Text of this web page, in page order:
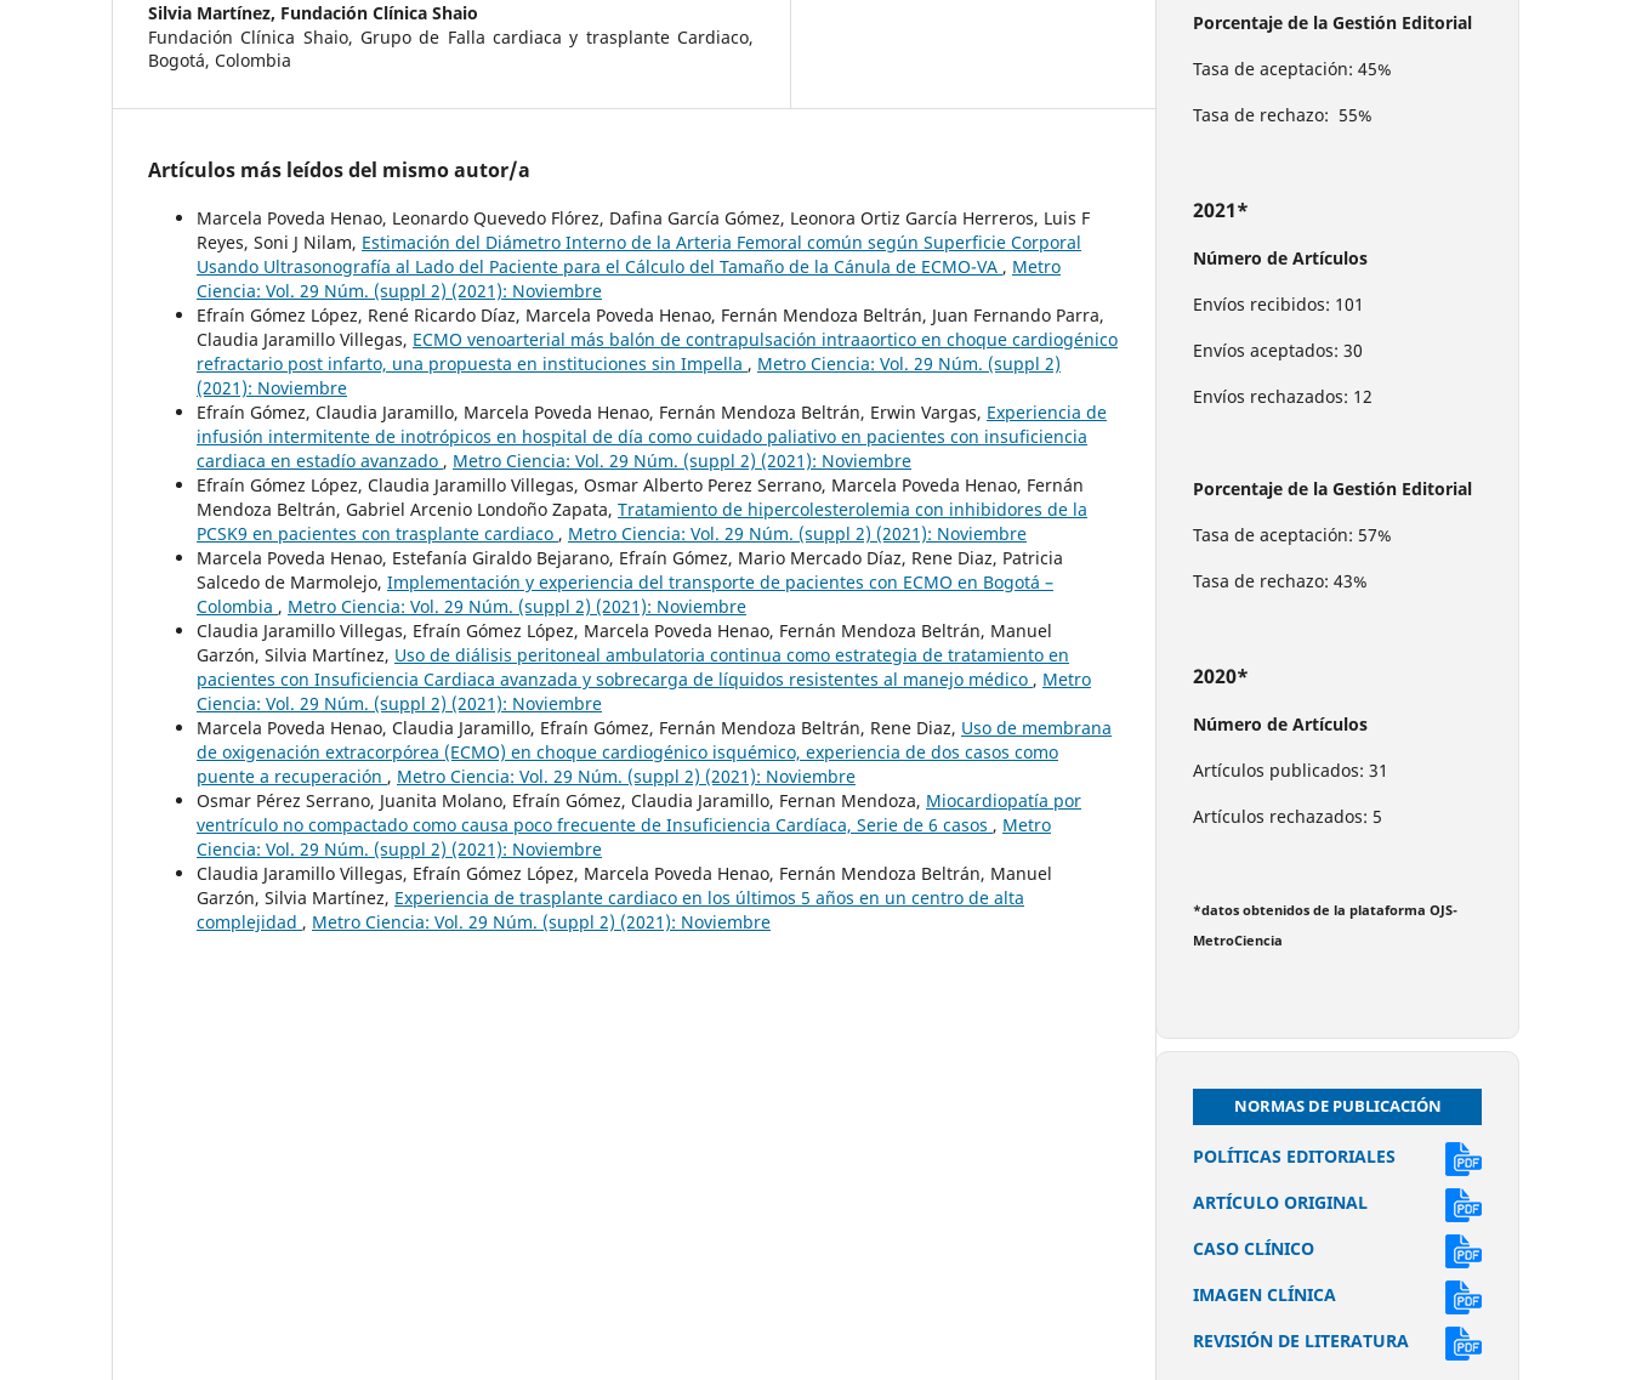
Silvia Martínez, Fundación Clínica Shaio
Fundación Clínica Shaio, Grupo de Falla cardiaca y trasplante Cardiaco,
Bogotá, Colombia
Artículos más leídos del mismo autor/a
Marcela Poveda Henao, Leonardo Quevedo Flórez, Dafina García Gómez, Leonora Ortiz García Herreros, Luis F
Reyes, Soni J Nilam, Estimación del Diámetro Interno de la Arteria Femoral común según Superficie Corporal
Usando Ultrasonografía al Lado del Paciente para el Cálculo del Tamaño de la Cánula de ECMO-VA , Metro
Ciencia: Vol. 29 Núm. (suppl 2) (2021): Noviembre
Efraín Gómez López, René Ricardo Díaz, Marcela Poveda Henao, Fernán Mendoza Beltrán, Juan Fernando Parra,
Claudia Jaramillo Villegas, ECMO venoarterial más balón de contrapulsación intraaortico en choque cardiogénico
refractario post infarto, una propuesta en instituciones sin Impella , Metro Ciencia: Vol. 29 Núm. (suppl 2)
(2021): Noviembre
Efraín Gómez, Claudia Jaramillo, Marcela Poveda Henao, Fernán Mendoza Beltrán, Erwin Vargas, Experiencia de
infusión intermitente de inotrópicos en hospital de día como cuidado paliativo en pacientes con insuficiencia
cardiaca en estadío avanzado , Metro Ciencia: Vol. 29 Núm. (suppl 2) (2021): Noviembre
Efraín Gómez López, Claudia Jaramillo Villegas, Osmar Alberto Perez Serrano, Marcela Poveda Henao, Fernán
Mendoza Beltrán, Gabriel Arcenio Londoño Zapata, Tratamiento de hipercolesterolemia con inhibidores de la
PCSK9 en pacientes con trasplante cardiaco , Metro Ciencia: Vol. 29 Núm. (suppl 2) (2021): Noviembre
Marcela Poveda Henao, Estefanía Giraldo Bejarano, Efraín Gómez, Mario Mercado Díaz, Rene Diaz, Patricia
Salcedo de Marmolejo, Implementación y experiencia del transporte de pacientes con ECMO en Bogotá –
Colombia , Metro Ciencia: Vol. 29 Núm. (suppl 2) (2021): Noviembre
Claudia Jaramillo Villegas, Efraín Gómez López, Marcela Poveda Henao, Fernán Mendoza Beltrán, Manuel
Garzón, Silvia Martínez, Uso de diálisis peritoneal ambulatoria continua como estrategia de tratamiento en
pacientes con Insuficiencia Cardiaca avanzada y sobrecarga de líquidos resistentes al manejo médico , Metro
Ciencia: Vol. 29 Núm. (suppl 2) (2021): Noviembre
Marcela Poveda Henao, Claudia Jaramillo, Efraín Gómez, Fernán Mendoza Beltrán, Rene Diaz, Uso de membrana
de oxigenación extracorpórea (ECMO) en choque cardiogénico isquémico, experiencia de dos casos como
puente a recuperación , Metro Ciencia: Vol. 29 Núm. (suppl 2) (2021): Noviembre
Osmar Pérez Serrano, Juanita Molano, Efraín Gómez, Claudia Jaramillo, Fernan Mendoza, Miocardiopatía por
ventrículo no compactado como causa poco frecuente de Insuficiencia Cardíaca, Serie de 6 casos , Metro
Ciencia: Vol. 29 Núm. (suppl 2) (2021): Noviembre
Claudia Jaramillo Villegas, Efraín Gómez López, Marcela Poveda Henao, Fernán Mendoza Beltrán, Manuel
Garzón, Silvia Martínez, Experiencia de trasplante cardiaco en los últimos 5 años en un centro de alta
complejidad , Metro Ciencia: Vol. 29 Núm. (suppl 2) (2021): Noviembre
Porcentaje de la Gestión Editorial
Tasa de aceptación: 45%
Tasa de rechazo: 55%
2021*
Número de Artículos
Envíos recibidos: 101
Envíos aceptados: 30
Envíos rechazados: 12
Porcentaje de la Gestión Editorial
Tasa de aceptación: 57%
Tasa de rechazo: 43%
2020*
Número de Artículos
Artículos publicados: 31
Artículos rechazados: 5
*datos obtenidos de la plataforma OJS-
MetroCiencia
NORMAS DE PUBLICACIÓN
POLÍTICAS EDITORIALES
ARTÍCULO ORIGINAL
CASO CLÍNICO
IMAGEN CLÍNICA
REVISIÓN DE LITERATURA